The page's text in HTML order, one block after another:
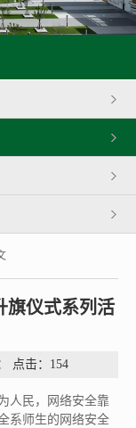
旗仪式系列活
点击： 154
人民，网络安全靠
系师生的网络安全